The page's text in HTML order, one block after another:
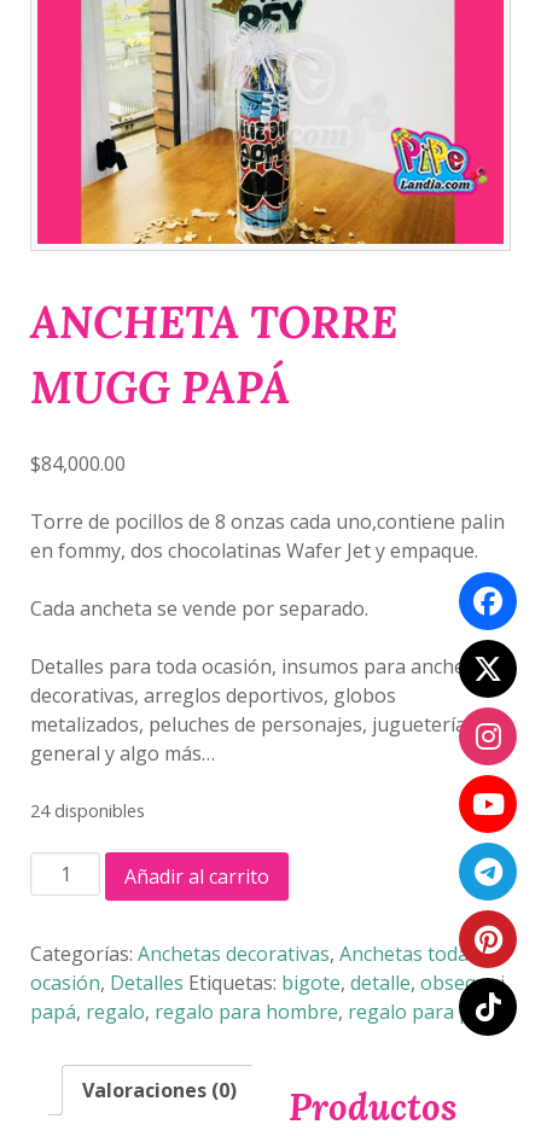
ANCHETA TORRE
MUGG PAPÁ
$84,000.00
Torre de pocillos de 8 onzas cada uno,contiene palin
en fommy, dos chocolatinas Wafer Jet y empaque.
Cada ancheta se vende por separado.
Detalles para toda ocasión, insumos para anchetas
decorativas, arreglos deportivos, globos
metalizados, peluches de personajes, juguetería
general y algo más…
24 disponibles
ANCHETA
TORRE
PAPÁ
cantidad
Añadir al carrito
Categorías: Anchetas decorativas, Anchetas toda
ocasión, Detalles Etiquetas: bigote, detalle, obsequoi,
papá, regalo, regalo para hombre, regalo para papá
Valoraciones (0)
Productos